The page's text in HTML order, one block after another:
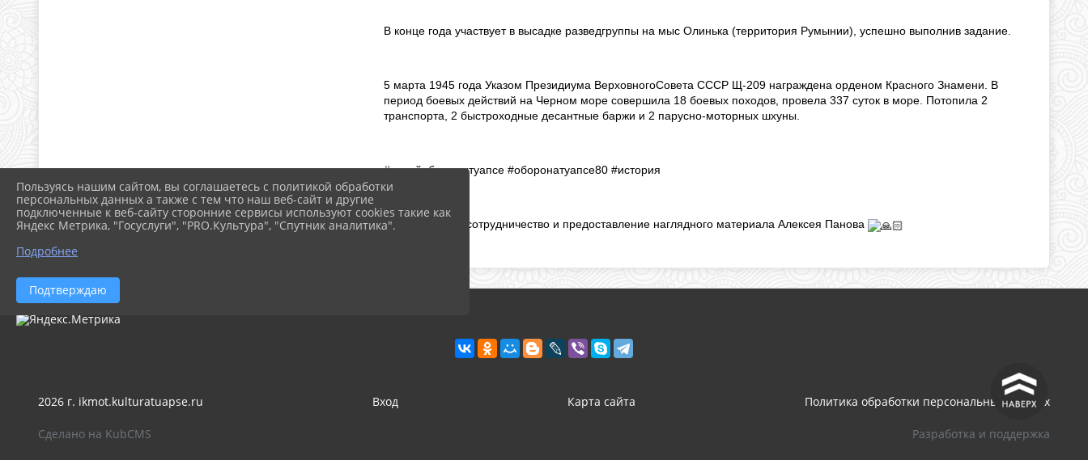
В конце года участвует в высадке разведгруппы на мыс Олинька (территория Румынии), успешно выполнив задание.
5 марта 1945 года Указом Президиума ВерховногоСовета СССР Щ-209 награждена орденом Красного Знамени. В
период боевых действий на Черном море совершила 18 боевых походов, провела 337 суток в море. Потопила 2
транспорта, 2 быстроходные десантные баржи и 2 парусно-моторных шхуны.
#музейоборонытуапсе #оборонатуапсе80 #история
Благодарим за сотрудничество и предоставление наглядного материала Алексея Панова
^
2026 г. ikmot.kulturatuapse.ru Вход Карта сайта Политика обработки персональных данных
Сделано на KubCMS Разработка и поддержка
Пользуясь нашим сайтом, вы соглашаетесь с политикой обработки
персональных данных а также с тем что наш веб-сайт и другие
подключенные к веб-сайту сторонние сервисы используют cookies такие как
Яндекс Метрика, "Госуслуги", "PRO.Культура", "Спутник аналитика".
Подробнее
Подтверждаю